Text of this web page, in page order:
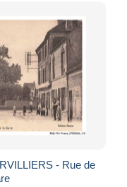
- Rue de